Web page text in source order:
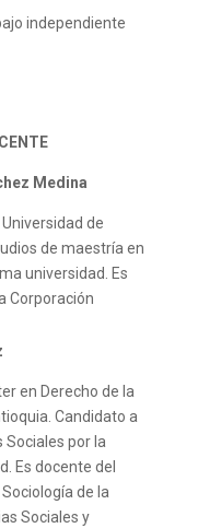
independiente
Medina
de
de maestría en
universidad. Es
Corporación
en Derecho de la
Candidato a
Sociales por la
Es docente del
de la
Sociales y